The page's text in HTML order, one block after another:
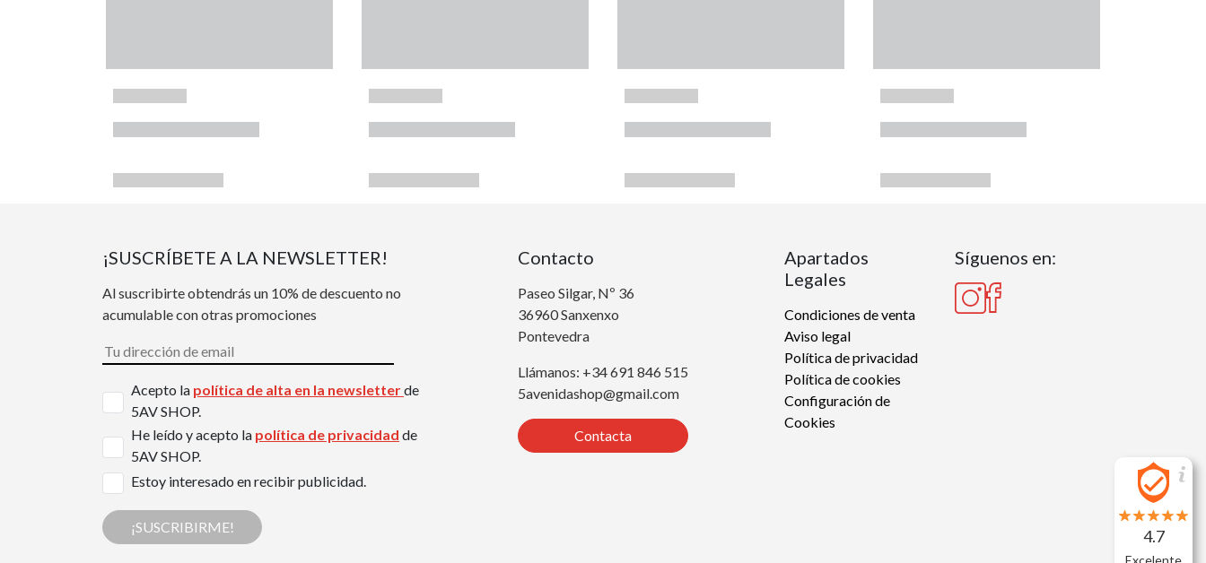
¡SUSCRÍBETE A LA NEWSLETTER!
Al suscribirte obtendrás un 10% de descuento no
acumulable con otras promociones
Acepto la política de alta en la newsletterde
5AV SHOP.
He leído y acepto la política de privacidad de
5AV SHOP.
Estoy interesado en recibir publicidad.
¡SUSCRIBIRME!
Contacto
Paseo Silgar, Nº 36
36960 Sanxenxo
Pontevedra
Llámanos: +34 691 846 515
5avenidashop@gmail.com
Contacta
Apartados
Legales
Condiciones de venta
Aviso legal
Política de privacidad
Política de cookies
Configuración de
Cookies
Síguenos en:
4.7
Excelente